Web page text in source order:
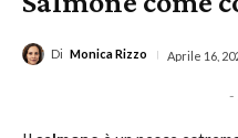
Di Monica Rizzo Aprile 16,
-